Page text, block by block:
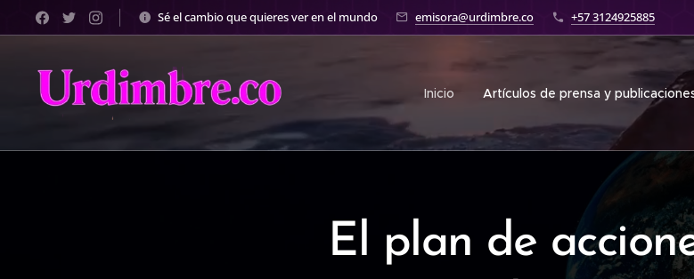
Sé el cambio que quieres ver en el mundo emisora@urdimbre.co +57 3124925885
Inicio Artículos de prensa y
El plan de